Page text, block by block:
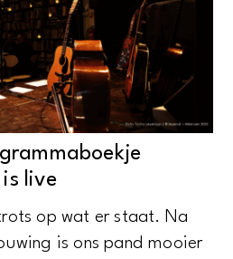
live
op wat er staat. Na
is ons pand mooier